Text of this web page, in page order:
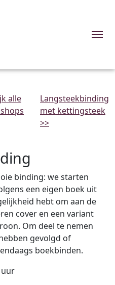
alle
Langsteekbinding
met kettingsteek
>>
binding: we starten
een eigen boek uit
hebt om aan de
cover en een variant
Om deel te nemen
gevolgd of
boekbinden.
uur